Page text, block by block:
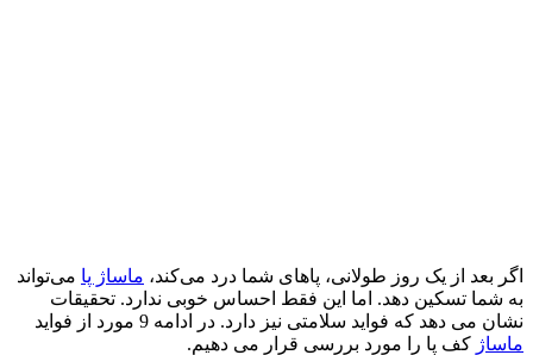
اگر بعد از یک روز طولانی، پاهای شما درد می‌کند، ماساژ پا می‌تواند
به شما تسکین دهد. اما این فقط احساس خوبی ندارد. تحقیقات
نشان می دهد که فواید سلامتی نیز دارد. در ادامه 9 مورد از فواید
ماساژ کف پا را مورد بررسی قرار می دهیم.